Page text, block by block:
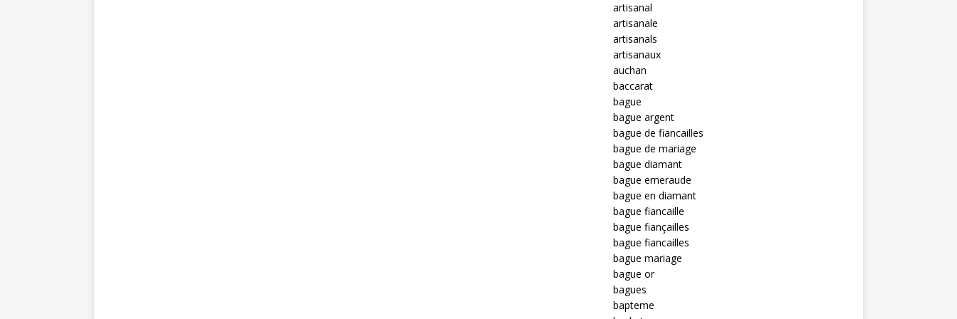
artisanal
artisanale
artisanals
artisanaux
auchan
baccarat
bague
bague argent
bague de fiancailles
bague de mariage
bague diamant
bague emeraude
bague en diamant
bague fiancaille
bague fiançailles
bague fiancailles
bague mariage
bague or
bagues
bapteme